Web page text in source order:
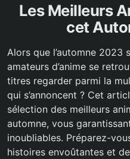
Les Meilleurs
cet
Alors que l’automne 2023
amateurs d’anime se
titres regarder parmi la
qui s’annoncent ? Cet
sélection des meilleurs
automne, vous
inoubliables. Préparez-
histoires envoûtantes et